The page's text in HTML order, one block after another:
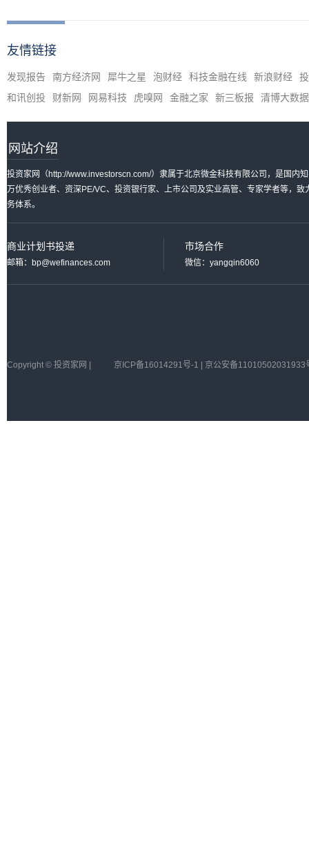
友情链接
发现报告 南方经济网 犀牛之星 泡财经 科技金融在线 新浪财经
和讯创投
财新网 网易科技 虎嗅网 金融之家 新三板报 清博大数据
网站介绍
投资家网（http://www.investorscn.com/）隶属于北京微金科技有限公司，是国内
万优秀创业者、资深PE/VC、投资银行家、上市公司及实业高管、专家学者等，
务体系。
商业计划书投递
邮箱：bp@wefinances.com
市场合作
微信：yangqin6060
Copyright © 投资家网 | 京ICP备16014291号-1 | 京公安备11010502031933